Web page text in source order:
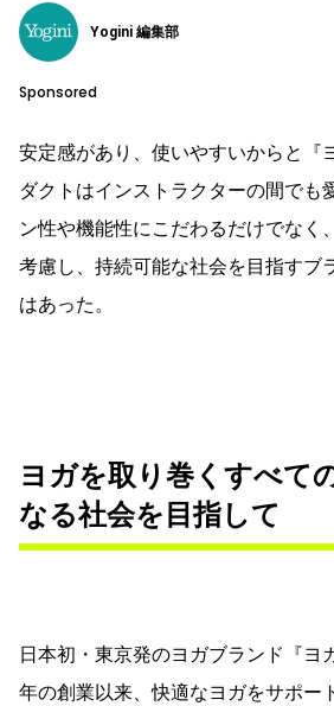
Yogini 編集部
Sponsored
安定感があり、使いやすいからと『
ダクトはインストラクターの間でも
ン性や機能性にこだわるだけでなく
考慮し、持続可能な社会を目指すブ
はあった。
ヨガを取り巻くすべて
なる社会を目指して
日本初・東京発のヨガブランド『ヨ
年の創業以来、快適なヨガをサポー